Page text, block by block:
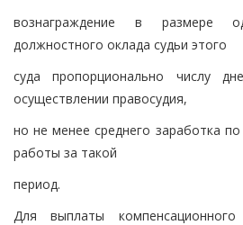
вознаграждение в размере
должностного оклада судьи этого
суда пропорционально числу
осуществлении правосудия,
но не менее среднего заработка
работы за такой
период.
Для выплаты